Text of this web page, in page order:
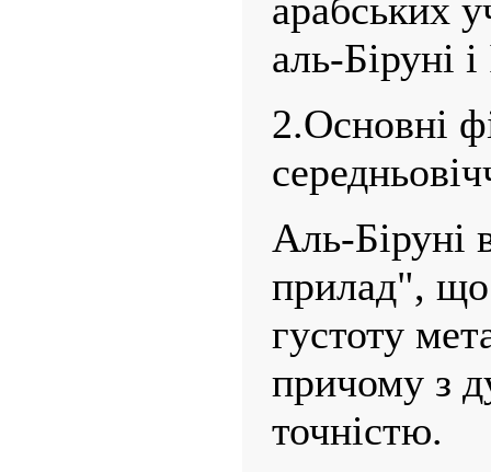
арабських
аль-Біруні
2.Основні
Аль-Біруні
прилад", що
густоту
причому з
точністю.